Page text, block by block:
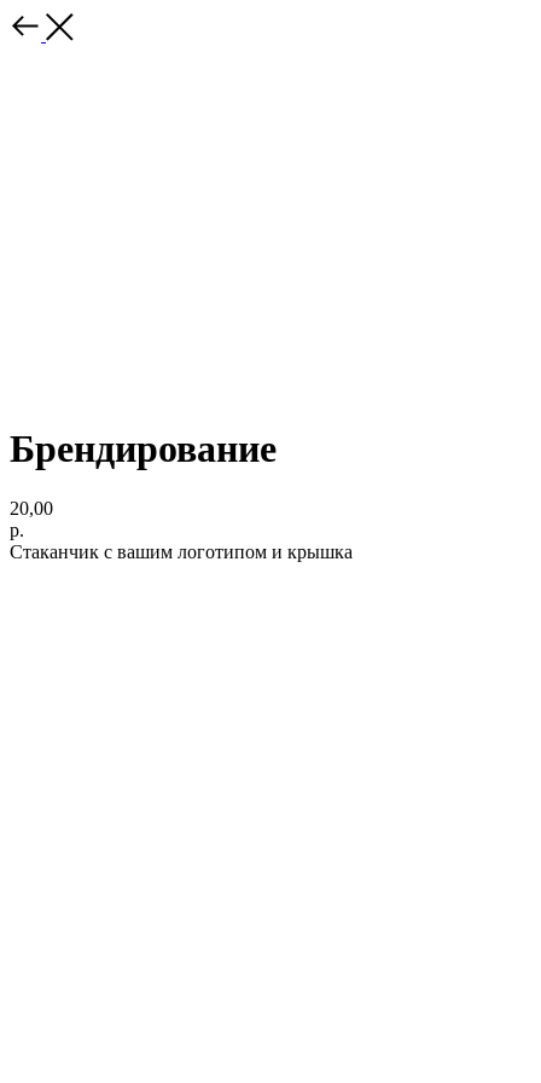
Брендирование
20,00
р.
Стаканчик с вашим логотипом и крышка